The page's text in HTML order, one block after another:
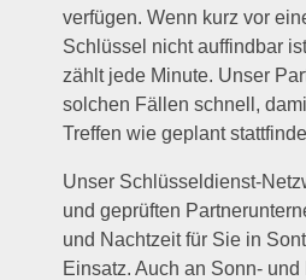
verfügen. Wenn kurz vor
Schlüssel nicht auffindbar
zählt jede Minute. Unser
solchen Fällen schnell,
Treffen wie geplant
Unser Schlüsseldienst-
und geprüften
und Nachtzeit für Sie in
Einsatz. Auch an Sonn-